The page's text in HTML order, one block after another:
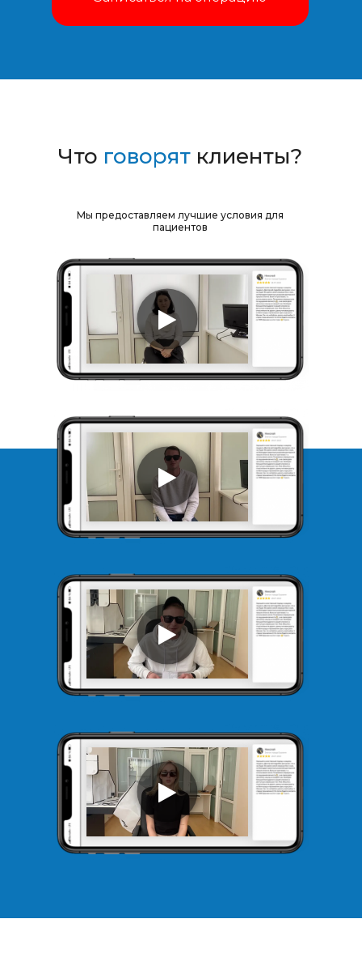
Что говорят клиенты?
Мы предоставляем лучшие условия для
пациентов